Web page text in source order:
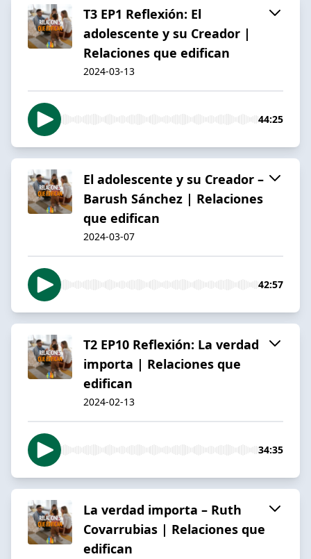
T3 EP1 Reflexión: El
adolescente y su Creador |
Relaciones que edifican
2024-03-13
44:25
El adolescente y su Creador –
Barush Sánchez | Relaciones
que edifican
2024-03-07
42:57
T2 EP10 Reflexión: La verdad
importa | Relaciones que
edifican
2024-02-13
34:35
La verdad importa – Ruth
Covarrubias | Relaciones que
edifican